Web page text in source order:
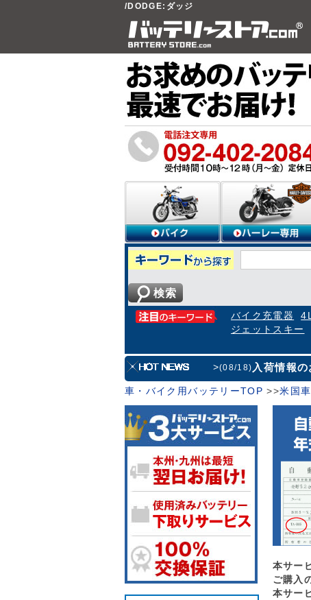
/DODGE:ダッジ
検索
バイク充電器
ジェットスキー
>(08/18) 入荷情報
車・バイク用バッテリーTOP >>米国車
本サー
ご購入
本サー